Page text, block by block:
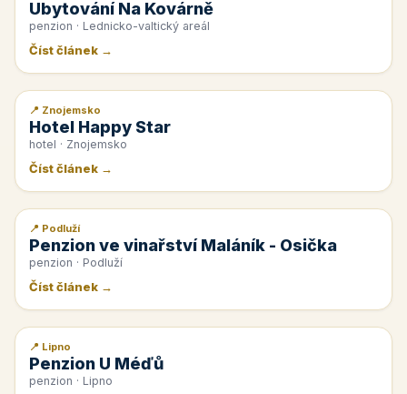
Ubytování Na Kovárně
penzion · Lednicko-valtický areál
Číst článek →
📰 PR článek
📍 Znojemsko
Hotel Happy Star
hotel · Znojemsko
Číst článek →
📰 PR článek
📍 Podluží
Penzion ve vinařství Maláník - Osička
penzion · Podluží
Číst článek →
📰 PR článek
📍 Lipno
Penzion U Méďů
penzion · Lipno